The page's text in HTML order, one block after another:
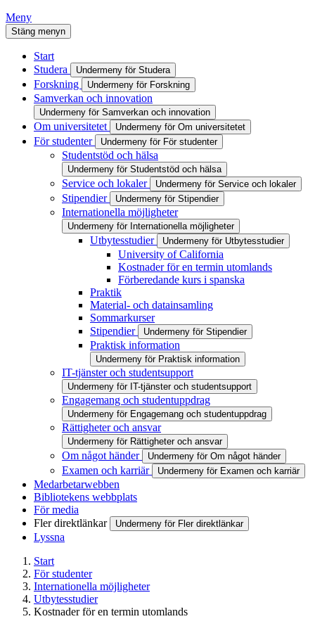
Meny
Stäng menyn
Start
Studera
Undermeny för Studera
Forskning Undermeny för Forskning
Samverkan och innovation
Undermeny för Samverkan och innovation
Om universitetet Undermeny för Om universitetet
För studenter Undermeny för För studenter
Studentstöd och hälsa
Undermeny för Studentstöd och hälsa
Service och lokaler Undermeny för Service och lokaler
Stipendier Undermeny för Stipendier
Internationella möjligheter
Undermeny för Internationella möjligheter
Utbytesstudier Undermeny för Utbytesstudier
University of California
Kostnader för en termin utomlands
Förberedande kurs i spanska
Praktik
Material- och datainsamling
Sommarkurser
Stipendier
Undermeny för Stipendier
Praktisk information
Undermeny för Praktisk information
IT-tjänster och studentsupport
Undermeny för IT-tjänster och studentsupport
Engagemang och studentuppdrag
Undermeny för Engagemang och studentuppdrag
Rättigheter och ansvar
Undermeny för Rättigheter och ansvar
Om något händer Undermeny för Om något händer
Examen och karriär Undermeny för Examen och karriär
Medarbetarwebben
Bibliotekens webbplats
För media
Fler direktlänkar
Undermeny för Fler direktlänkar
Lyssna
Start
För studenter
Internationella möjligheter
Utbytesstudier
Kostnader för en termin utomlands